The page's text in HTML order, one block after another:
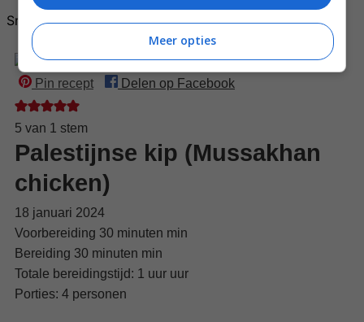
Smakelijk!
Pin recept Delen op Facebook
5 van 1 stem
Palestijnse kip (Mussakhan
chicken)
18 januari 2024
Voorbereiding 30 minuten min
Bereiding 30 minuten min
Totale bereidingstijd: 1 uur uur
Porties: 4 personen
Meer opties